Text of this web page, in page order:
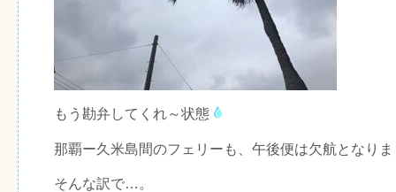
もう勘弁してくれ～状態
那覇ー久米島間のフェリーも、午後便は欠航となり
そんな訳で…。